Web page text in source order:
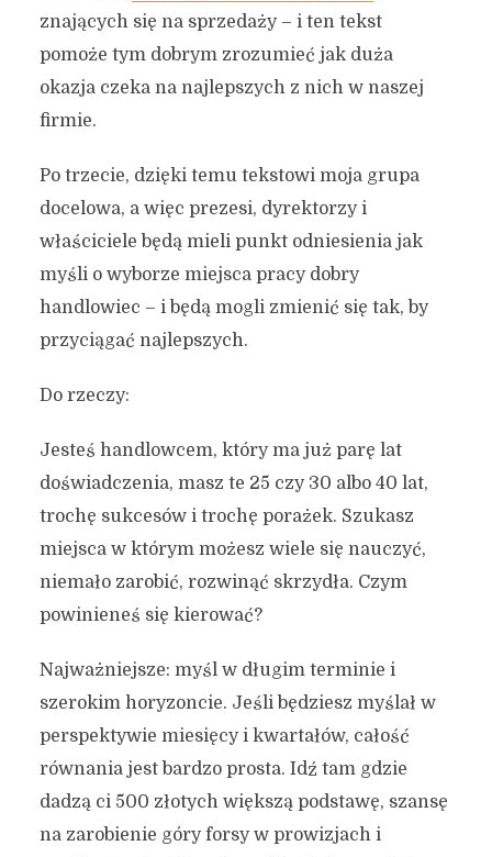
znających się na sprzedaży – i ten tekst
pomoże tym dobrym zrozumieć jak duża
okazja czeka na najlepszych z nich w naszej
firmie.
Po trzecie, dzięki temu tekstowi moja grupa
docelowa, a więc prezesi, dyrektorzy i
właściciele będą mieli punkt odniesienia jak
myśli o wyborze miejsca pracy dobry
handlowiec – i będą mogli zmienić się tak, by
przyciągać najlepszych.
Do rzeczy:
Jesteś handlowcem, który ma już parę lat
doświadczenia, masz te 25 czy 30 albo 40 lat,
trochę sukcesów i trochę porażek. Szukasz
miejsca w którym możesz wiele się nauczyć,
niemało zarobić, rozwinąć skrzydła. Czym
powinieneś się kierować?
Najważniejsze: myśl w długim terminie i
szerokim horyzoncie. Jeśli będziesz myślał w
perspektywie miesięcy i kwartałów, całość
równania jest bardzo prosta. Idź tam gdzie
dadzą ci 500 złotych większą podstawę, szansę
na zarobienie góry forsy w prowizjach i